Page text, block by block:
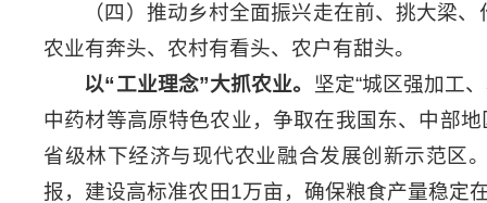
（四）推动乡村全面振兴走在前、挑大梁
农业有奔头、农村有看头、农户有甜头。
以“工业理念”大抓农业。
坚定“城区强加工
中药材等高原特色农业，争取在我国东、中部
省级林下经济与现代农业融合发展创新示范区
报，建设高标准农田1万亩，确保粮食产量稳定